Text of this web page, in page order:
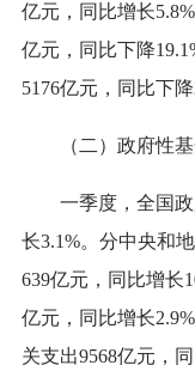
亿元，同比增长5.8%
亿元，同比下降
5176亿元，同比下降
（二）政府性
一季度 ， 全国
长3.1%。 分中央和
639亿元，同比增长
亿元 ，同比增长2.9
关支出9568亿元，